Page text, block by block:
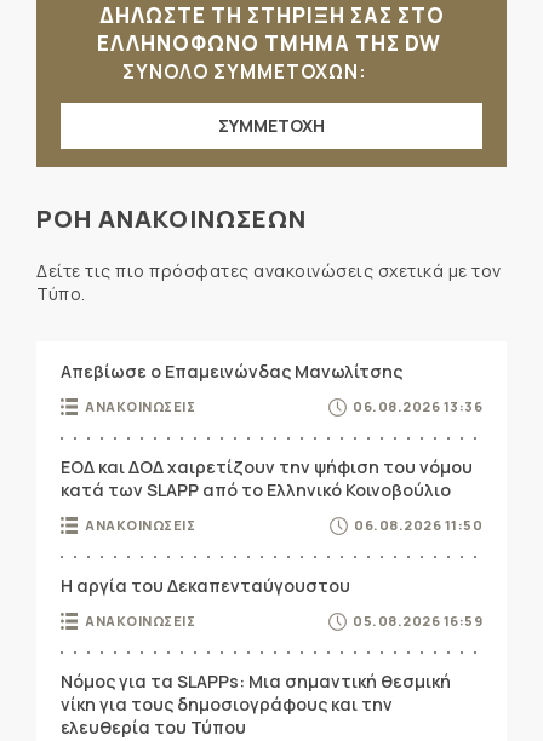
ΔΗΛΩΣΤΕ ΤΗ ΣΤΗΡΙΞΗ ΣΑΣ ΣΤΟ
ΕΛΛΗΝΟΦΩΝΟ ΤΜΗΜΑ ΤΗΣ DW
ΣΥΝΟΛΟ ΣΥΜΜΕΤΟΧΩΝ:
ΣΥΜΜΕΤΟΧΗ
ΡΟΗ ΑΝΑΚΟΙΝΩΣΕΩΝ
Δείτε τις πιο πρόσφατες ανακοινώσεις σχετικά με τον
Τύπο.
Απεβίωσε ο Επαμεινώνδας Μανωλίτσης
ΑΝΑΚΟΙΝΩΣΕΙΣ 06.08.2026 13:36
ΕΟΔ και ΔΟΔ χαιρετίζουν την ψήφιση του νόμου
κατά των SLAPP από το Ελληνικό Κοινοβούλιο
ΑΝΑΚΟΙΝΩΣΕΙΣ 06.08.2026 11:50
Η αργία του Δεκαπενταύγουστου
ΑΝΑΚΟΙΝΩΣΕΙΣ 05.08.2026 16:59
Νόμος για τα SLAPPs: Μια σημαντική θεσμική
νίκη για τους δημοσιογράφους και την
ελευθερία του Τύπου